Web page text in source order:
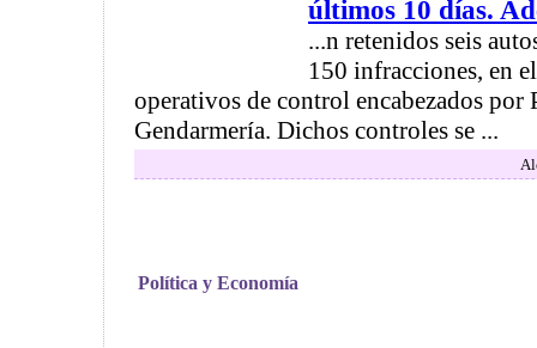
últimos 10 días.
...n retenidos seis
150 infracciones, en
operativos de control encabezados
Gendarmería. Dichos controles se ...
Política y Economía